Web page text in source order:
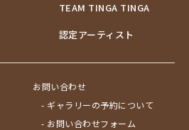
TEAM TINGA TINGA
認定アーティスト
お問い合わせ
- ギャラリーの予約について
- お問い合わせフォーム